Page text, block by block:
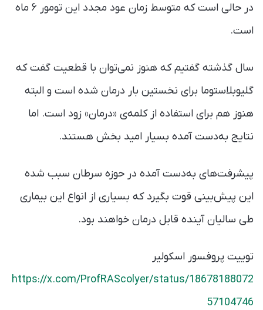
در حالی است که متوسط زمان عود مجدد این تومور ۶ ماه
است.
سال گذشته گفتیم که هنوز نمی‌توان با قطعیت گفت که
گلیوبلاستوما برای نخستین بار درمان شده است و البته
هنوز هم برای استفاده از کلمه‌ی «درمان» زود است. اما
نتایج به‌دست آمده بسیار امید بخش هستند.
پیشرفت‌های به‌دست آمده در حوزه سرطان سبب شده
این پیش‌بینی قوت بگیرد که بسیاری از انواع این بیماری
طی سالیان آینده قابل درمان خواهند بود.
توییت پروفسور اسکولیر
https://x.com/ProfRAScolyer/status/18678188072
57104746